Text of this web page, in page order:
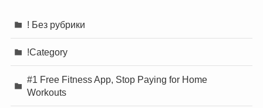
! Без рубрики
!Category
#1 Free Fitness App, Stop Paying for Home
Workouts